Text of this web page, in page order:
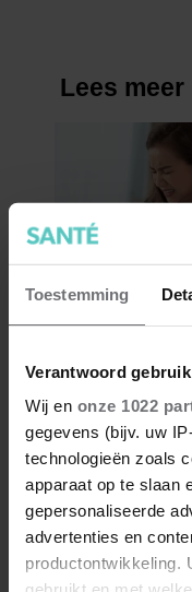
Toestemming
Verantwoord
Wij en onze 1022
gegevens (bijv. uw
technologieën zoals
apparaat op te slaan
gepersonaliseerde
advertenties en
productontwikkeling.